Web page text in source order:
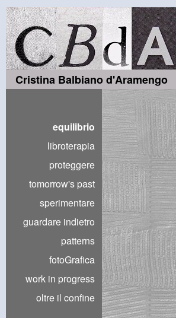
Cristina Balbiano d'Aramengo
equilibrio
libroterapia
proteggere
tomorrow's past
sperimentare
guardare indietro
patterns
fotoGrafica
work in progress
oltre il confine